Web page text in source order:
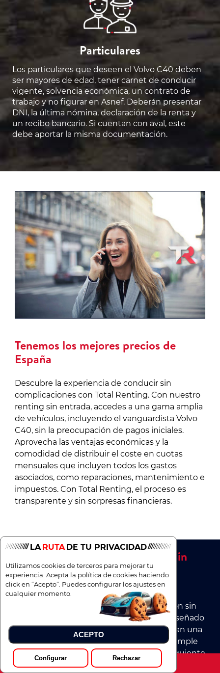
Particulares
Los particulares que deseen el Volvo C40 deben
ser mayores de edad, tener carnet de conducir
vigente, solvencia económica, un contrato de
trabajo y no figurar en Asnef. Deberán presentar
DNI, la última nómina, declaración de la renta y
un recibo bancario. Si cuentan con aval, este
debe aportar la misma documentación.
Tenemos los mejores precios de
España
Descubre la experiencia de conducir sin
complicaciones con Total Renting. Con nuestro
renting sin entrada, accedes a una gama amplia
de vehículos, incluyendo el vanguardista Volvo
C40, sin la preocupación de pagos iniciales.
Aprovecha las ventajas económicas y la
comodidad de distribuir el coste en cuotas
mensuales que incluyen todos los gastos
asociados, como reparaciones, mantenimiento e
impuestos. Con Total Renting, el proceso es
transparente y sin sorpresas financieras.
¡Cambia de coche cada 3 años sin
compromiso!
El Volvo C40 ha llegado a Total Renting
ofreciendo una experiencia de conducción sin
igual. Con un interior cuidadosamente diseñado
y una variedad de acabados que garantizan una
personalización máxima, este vehículo cumple
con las expectativas más exigentes. La siguiente
tabla presenta las opciones disponibles para el
LA RUTA DE TU PRIVACIDAD
Utilizamos cookies de terceros para mejorar tu
experiencia. Acepta la política de cookies haciendo
click en “Acepto“. Puedes configurar los ajustes en
cualquier momento.
ACEPTO
Configurar Rechazar